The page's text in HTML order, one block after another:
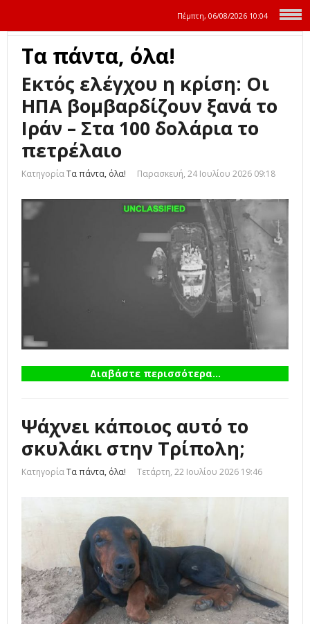
Πέμπτη, 06/08/2026 10:04
Τα πάντα, όλα!
Εκτός ελέγχου η κρίση: Οι
ΗΠΑ βομβαρδίζουν ξανά το
Ιράν – Στα 100 δολάρια το
πετρέλαιο
ΚατηγορίαΤα πάντα, όλα! Παρασκευή, 24 Ιουλίου 2026 09:18
Διαβάστε περισσότερα...
Ψάχνει κάποιος αυτό το
σκυλάκι στην Τρίπολη;
ΚατηγορίαΤα πάντα, όλα! Τετάρτη, 22 Ιουλίου 2026 19:46